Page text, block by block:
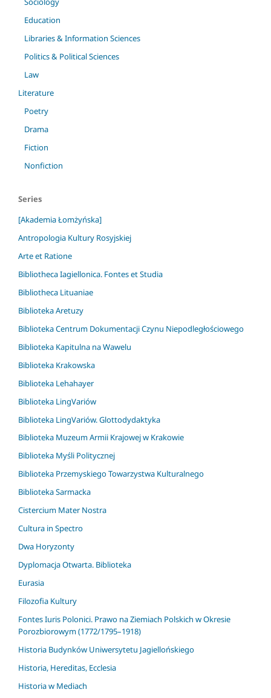
Education
Libraries & Information Sciences
Politics & Political Sciences
Law
Literature
Poetry
Drama
Fiction
Nonfiction
Series
[Akademia Łomżyńska]
Antropologia Kultury Rosyjskiej
Arte et Ratione
Bibliotheca Iagiellonica. Fontes et Studia
Bibliotheca Lituaniae
Biblioteka Aretuzy
Biblioteka Centrum Dokumentacji Czynu Niepodległościowego
Biblioteka Kapitulna na Wawelu
Biblioteka Krakowska
Biblioteka Lehahayer
Biblioteka LingVariów
Biblioteka LingVariów. Glottodydaktyka
Biblioteka Muzeum Armii Krajowej w Krakowie
Biblioteka Myśli Politycznej
Biblioteka Przemyskiego Towarzystwa Kulturalnego
Biblioteka Sarmacka
Cistercium Mater Nostra
Cultura in Spectro
Dwa Horyzonty
Dyplomacja Otwarta. Biblioteka
Eurasia
Filozofia Kultury
Fontes Iuris Polonici. Prawo na Ziemiach Polskich w Okresie
Porozbiorowym (1772/1795–1918)
Historia Budynków Uniwersytetu Jagiellońskiego
Historia, Hereditas, Ecclesia
Historia w Mediach